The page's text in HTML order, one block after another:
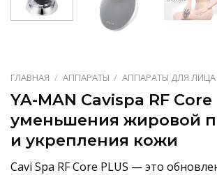
ГЛАВНАЯ / АППАРАТЫ / АППАРАТЫ ДЛЯ ЛИЦА
YA-MAN Cavispa RF Core
уменьшения жировой
и укрепления кожи
Cavi Spa RF Core PLUS — это